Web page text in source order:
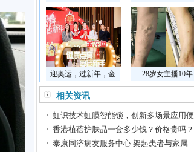
迎奥运，过新年，金 28岁女主播10年
相关资讯
虹识技术虹膜智能锁，创新多场景应用便
香港植蓓护肤品一套多少钱？价格贵吗？
泰康同济病友服务中心 架起患者与家属